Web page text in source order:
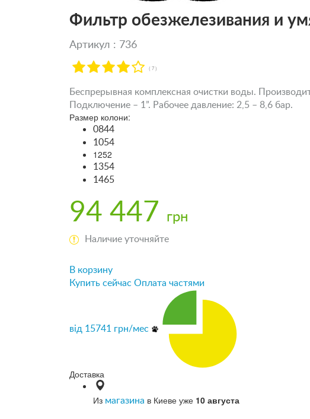
Фильтр обезжелезивания и
Артикул : 736
( 7 )
Беспрерывная комплексная очистки воды.
Подключение – 1”. Рабочее давление: 2,5 – 8,6 бар.
Размер колони:
0844
1054
1252
1354
1465
94 447 грн
Наличие уточняйте
В корзину
Купить сейчас Оплата частями
від 15741 грн/мес
Доставка
Из магазина в Киеве уже 10 августа